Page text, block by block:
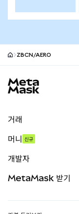
ZBCN/AERO
거래
무기한 선물
실물자산
머니 신규
개발자
MetaMask 받기